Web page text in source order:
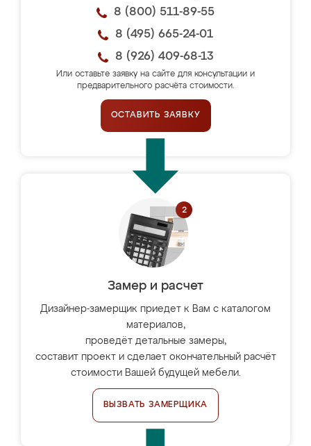
8 (800) 511-89-55
8 (495) 665-24-01
8 (926) 409-68-13
Или оставьте заявку на сайте для консультации и
предварительного расчёта стоимости.
ОСТАВИТЬ ЗАЯВКУ
Замер и расчет
Дизайнер-замерщик приедет к Вам с каталогом
материалов,
проведёт детальные замеры,
составит проект и сделает окончательный расчёт
стоимости Вашей будущей мебели.
ВЫЗВАТЬ ЗАМЕРЩИКА